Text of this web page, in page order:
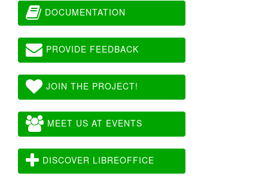
DOCUMENTATION
PROVIDE FEEDBACK
JOIN THE PROJECT!
MEET US AT EVENTS
DISCOVER LIBREOFFICE